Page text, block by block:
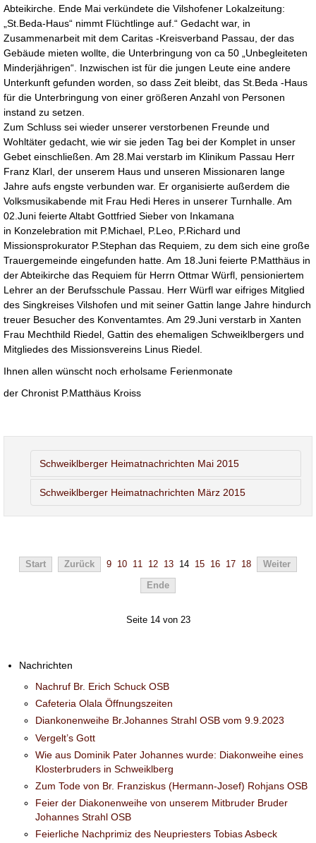
Abteikirche. Ende Mai verkündete die Vilshofener Lokalzeitung:
„St.Beda-Haus“ nimmt Flüchtlinge auf.“ Gedacht war, in
Zusammenarbeit mit dem Caritas -Kreisverband Passau, der das
Gebäude mieten wollte, die Unterbringung von ca 50 „Unbegleiteten
Minderjährigen“. Inzwischen ist für die jungen Leute eine andere
Unterkunft gefunden worden, so dass Zeit bleibt, das St.Beda -Haus
für die Unterbringung von einer größeren Anzahl von Personen
instand zu setzen.
Zum Schluss sei wieder unserer verstorbenen Freunde und
Wohltäter gedacht, wie wir sie jeden Tag bei der Komplet in unser
Gebet einschließen. Am 28.Mai verstarb im Klinikum Passau Herr
Franz Klarl, der unserem Haus und unseren Missionaren lange
Jahre aufs engste verbunden war. Er organisierte außerdem die
Volksmusikabende mit Frau Hedi Heres in unserer Turnhalle. Am
02.Juni feierte Altabt Gottfried Sieber von Inkamana
in Konzelebration mit P.Michael, P.Leo, P.Richard und
Missionsprokurator P.Stephan das Requiem, zu dem sich eine große
Trauergemeinde eingefunden hatte. Am 18.Juni feierte P.Matthäus in
der Abteikirche das Requiem für Herrn Ottmar Würfl, pensioniertem
Lehrer an der Berufsschule Passau. Herr Würfl war eifriges Mitglied
des Singkreises Vilshofen und mit seiner Gattin lange Jahre hindurch
treuer Besucher des Konventamtes. Am 29.Juni verstarb in Xanten
Frau Mechthild Riedel, Gattin des ehemaligen Schweiklbergers und
Mitgliedes des Missionsvereins Linus Riedel.
Ihnen allen wünscht noch erholsame Ferienmonate
der Chronist P.Matthäus Kroiss
Schweiklberger Heimatnachrichten Mai 2015
Schweiklberger Heimatnachrichten März 2015
Start Zurück 9 10 11 12 13 14 15 16 17 18 Weiter
Ende
Seite 14 von 23
Nachrichten
Nachruf Br. Erich Schuck OSB
Cafeteria Olala Öffnungszeiten
Diankonenweihe Br.Johannes Strahl OSB vom 9.9.2023
Vergelt’s Gott
Wie aus Dominik Pater Johannes wurde: Diakonweihe eines
Klosterbruders in Schweiklberg
Zum Tode von Br. Franziskus (Hermann-Josef) Rohjans OSB
Feier der Diakonenweihe von unserem Mitbruder Bruder
Johannes Strahl OSB
Feierliche Nachprimiz des Neupriesters Tobias Asbeck